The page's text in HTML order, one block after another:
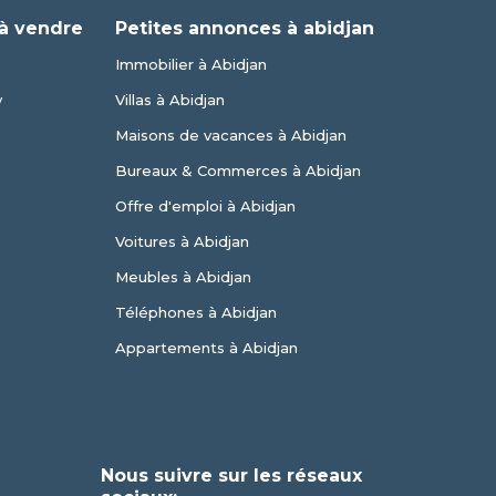
vendre Petites annonces à abidjan
Immobilier à Abidjan
Villas à Abidjan
Maisons de vacances à Abidjan
Bureaux & Commerces à Abidjan
Offre d'emploi à Abidjan
Voitures à Abidjan
Meubles à Abidjan
Téléphones à Abidjan
Appartements à Abidjan
Nous suivre sur les réseaux